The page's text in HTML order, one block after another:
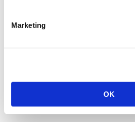
Marketing
OK